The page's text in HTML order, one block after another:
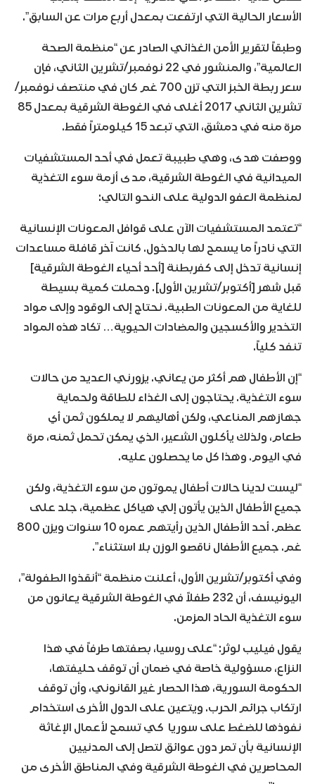
الأسعار الحالية التي ارتفعت بمعدل أربع مرات عن السابق”.
وطبقاً لتقرير الأمن الغذائي الصادر عن “منظمة الصحة
العالمية”، والمنشور في 22 نوفمبر/تشرين الثاني، فإن
سعر ربطة الخبز التي تزن 700 غم كان في منتصف نوفمبر/
تشرين الثاني 2017 أغلى في الغوطة الشرقية بمعدل 85
مرة منه في دمشق، التي تبعد 15 كيلومتراً فقط.
ووصفت هدى، وهي طبيبة تعمل في أحد المستشفيات
الميدانية في الغوطة الشرقية، مدى أزمة سوء التغذية
لمنظمة العفو الدولية على النحو التالي:
“تعتمد المستشفيات الآن على قوافل المعونات الإنسانية
التي نادراً ما يسمح لها بالدخول. كانت آخر قافلة مساعدات
إنسانية تدخل إلى كفربطنة [أحد أحياء الغوطة الشرقية]
قبل شهر [أكتوبر/تشرين الأول]. وحملت كمية بسيطة
للغاية من المعونات الطبية. نحتاج إلى الوقود وإلى مواد
التخدير والأكسجين والمضادات الحيوية… تكاد هذه المواد
تنفد كلياً.
“إن الأطفال هم أكثر من يعاني. يزورني العديد من حالات
سوء التغذية. يحتاجون إلى الغذاء للطاقة ولحماية
جهازهم المناعي، ولكن أهاليهم لا يملكون ثمن أي
طعام، ولذلك يأكلون الشعير، الذي يمكن تحمل ثمنه، مرة
في اليوم. وهذا كل ما يحصلون عليه.
“ليست لدينا حالات أطفال يموتون من سوء التغذية، ولكن
جميع الأطفال الذين يأتون إلي هياكل عظمية، جلد على
عظم. أحد الأطفال الذين رأيتهم عمره 10 سنوات ويزن 800
غم. جميع الأطفال ناقصو الوزن بلا استثناء”.
وفي أكتوبر/تشرين الأول، أعلنت منظمة “أنقذوا الطفولة”،
اليونيسف، أن 232 طفلاً في الغوطة الشرقية يعانون من
سوء التغذية الحاد المزمن.
يقول فيليب لوثر: “على روسيا، بصفتها طرفاً في هذا
النزاع، مسؤولية خاصة في ضمان أن توقف حليفتها،
الحكومة السورية، هذا الحصار غير القانوني، وأن توقف
ارتكاب جرائم الحرب. ويتعين على الدول الأخرى استخدام
نفوذها للضغط على سوريا كي تسمح لأعمال الإغاثة
الإنسانية بأن تمر دون عوائق لتصل إلى المدنيين
المحاصرين في الغوطة الشرقية وفي المناطق الأخرى من